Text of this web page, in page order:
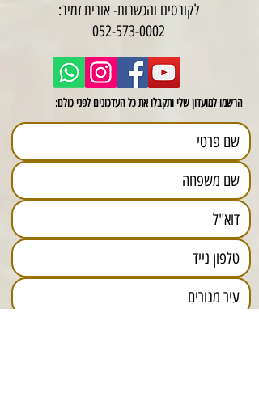
לקורסים והכשרות- אורית זמיר:
052-573-0002
הרשמו למועדון שלי ותקבלו את כל העדכונים לפני כולם: